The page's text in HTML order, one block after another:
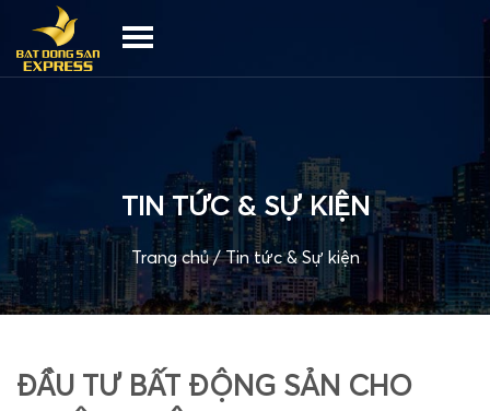
TIN TỨC & SỰ KIỆN
Trang chủ/Tin tức & Sự kiện
ĐẦU TƯ BẤT ĐỘNG SẢN CHO